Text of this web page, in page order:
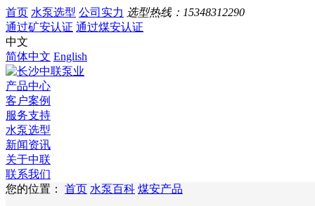
首页 水泵选型 公司实力 选型热线： 15348312290
通过矿安认证 通过煤安认证
中文
简体中文 English
产品中心
客户案例
服务支持
水泵选型
新闻资讯
关于中联
联系我们
您的位置： 首页 水泵百科 煤安产品